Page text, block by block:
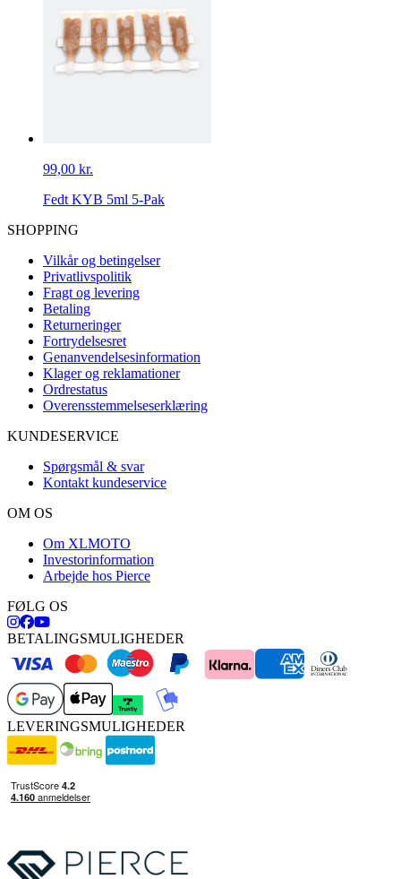
99,00 kr.
Fedt KYB 5ml 5-Pak
SHOPPING
Vilkår og betingelser
Privatlivspolitik
Fragt og levering
Betaling
Returneringer
Fortrydelsesret
Genanvendelsesinformation
Klager og reklamationer
Ordrestatus
Overensstemmelseserklæring
KUNDESERVICE
Spørgsmål & svar
Kontakt kundeservice
OM OS
Om XLMOTO
Investorinformation
Arbejde hos Pierce
FØLG OS
BETALINGSMULIGHEDER
LEVERINGSMULIGHEDER